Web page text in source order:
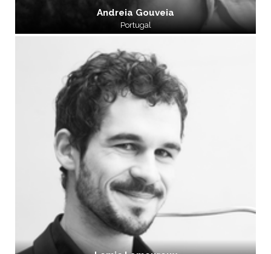
Andreia Gouveia
Portugal